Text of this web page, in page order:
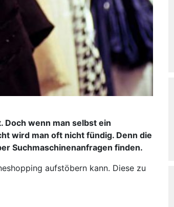
Doch wenn man selbst ein
wird man oft nicht fündig. Denn die
Suchmaschinenanfragen finden.
aufstöbern kann. Diese zu